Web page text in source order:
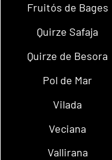
Fruitós de Bages
Quirze Safaja
Quirze de Besora
Pol de Mar
Vilada
Veciana
Vallirana